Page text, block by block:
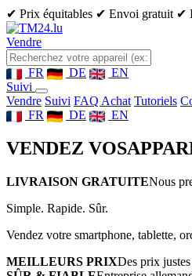
✔ Prix équitables ✔ Envoi gratuit ✔
Vendre
FR DE
EN
Suivi
Vendre Suivi FAQ Achat Tutoriels
FR
DE EN
VENDEZ VOS
LIVRAISON GRATUITENous
Simple. Rapide. Sûr.
Vendez votre smartphone, tablette,
MEILLEURS PRIXDes prix